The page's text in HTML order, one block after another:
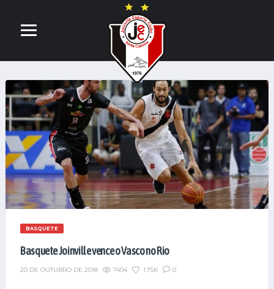
BASQUETE
Basquete Joinville vence o Vasco no Rio
20 DE OUTUBRO DE 2018 7404 1.75K 0